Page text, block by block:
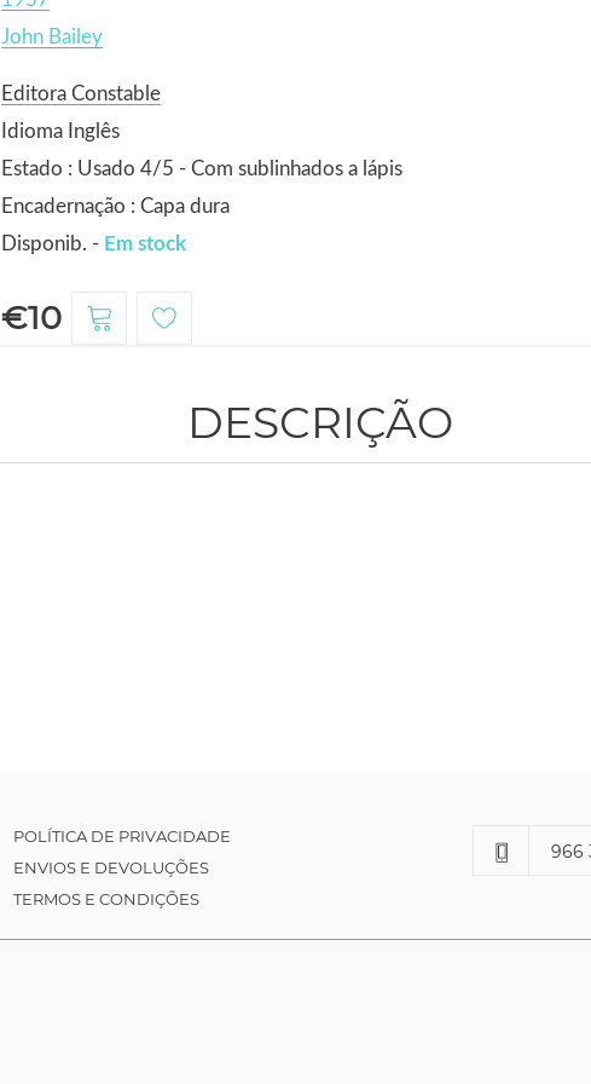
John Bailey
Editora Constable
Idioma Inglês
Estado : Usado 4/5 - Com sublinhados a lápis
Encadernação : Capa dura
Disponib. - Em stock
€10
DESCRIÇÃO
POLÍTICA DE PRIVACIDADE
ENVIOS E DEVOLUÇÕES
TERMOS E CONDIÇÕES
966